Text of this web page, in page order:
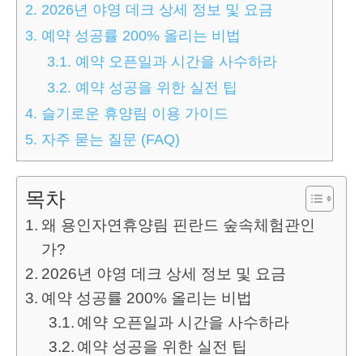
2. 2026년 야영 데크 상세 정보 및 요금
3. 예약 성공률 200% 올리는 비법
3.1. 예약 오픈일과 시간을 사수하라
3.2. 예약 성공을 위한 실전 팁
4. 슬기로운 휴양림 이용 가이드
5. 자주 묻는 질문 (FAQ)
목차
왜 용인자연휴양림 핀란드 숲속체험관인
가?
2026년 야영 데크 상세 정보 및 요금
예약 성공률 200% 올리는 비법
예약 오픈일과 시간을 사수하라
예약 성공을 위한 실전 팁